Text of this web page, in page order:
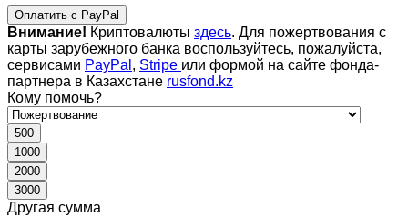
Оплатить с PayPal
Внимание! Криптовалюты здесь. Для пожертвования с
карты зарубежного банка воспользуйтесь, пожалуйста,
сервисами PayPal , Stripe или формой на сайте фонда-
партнера в Казахстане rusfond.kz
Кому помочь?
500
1000
2000
3000
Другая сумма